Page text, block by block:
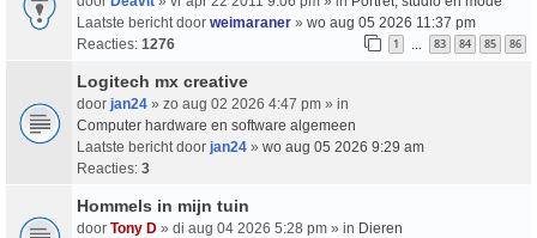
Laatste bericht door weimaraner » wo aug 05 2026 11:37 pm
Reacties: 1276 1 … 83 84 85 86
Logitech mx creative
door jan24 » zo aug 02 2026 4:47 pm » in
Computer hardware en software algemeen
Laatste bericht door jan24 » wo aug 05 2026 9:29 am
Reacties: 3
Hommels in mijn tuin
door Tony D » di aug 04 2026 5:28 pm » in Dieren